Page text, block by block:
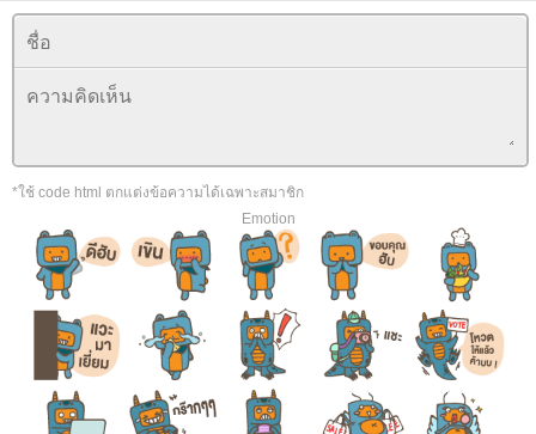
*ใช้ code html ตกแต่งข้อความได้เฉพาะสมาชิก
Emotion